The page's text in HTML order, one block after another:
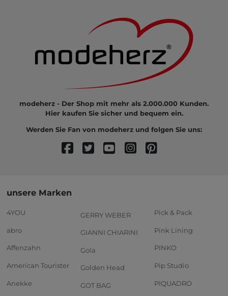
modeherz - Der Shop mit mehr als 2.000.000 Kunden.
Hier kaufen Sie sicher und bequem ein.
Werden Sie Fan von modeherz und folgen Sie uns:
unsere Marken
4YOU
abro
Affenzahn
American Tourister
Anekke
GERRY WEBER
GIANNI CHIARINI
Gola
Golden Head
GOT BAG
Pick & Pack
Pink Lining
PINKO
Pip Studio
PIQUADRO